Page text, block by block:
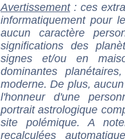
Avertissement: ces
informatiquement pour
aucun caractère
significations des
signes et/ou en
dominantes
moderne. De plus,
l'honneur d'une
portrait astrologique
site polémique. A
recalculées